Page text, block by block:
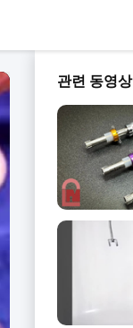
관련 동영상